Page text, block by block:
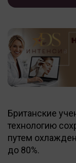
Британские
технологию
путем
до 80%.